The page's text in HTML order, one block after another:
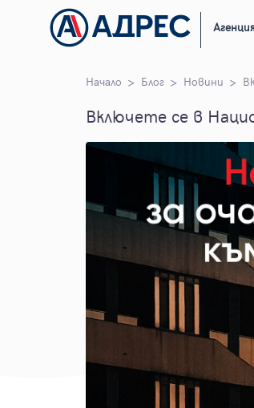
Начало Блог Новини
Включете се в